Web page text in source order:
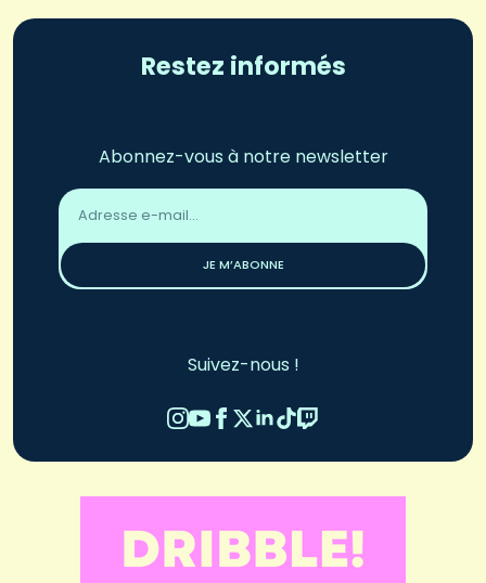
Restez informés
Abonnez-vous à notre newsletter
Adresse
email
JE M’ABONNE
Suivez-nous !